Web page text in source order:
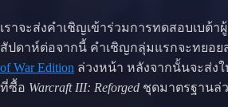
เราจะส่งคำเชิญเข้าร่วมการทดสอบเบต้า
สัปดาห์ต่อจากนี้ คำเชิญกลุ่มแรกจะทยอย
of War Edition ล่วงหน้า หลังจากนั้นจะส่ง
ที่ซื้อ Warcraft III: Reforged ชุดมาตรฐานล่